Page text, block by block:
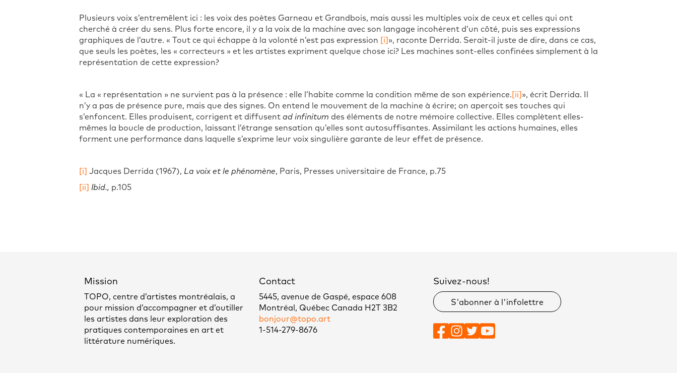
Plusieurs voix s’entremêlent ici : les voix des poètes Garneau et Grandbois, mais aussi les multiples voix de ceux et celles qui ont
cherché à créer du sens. Plus forte encore, il y a la voix de la machine avec son langage incohérent d’un côté, puis ses expressions
graphiques de l’autre. « Tout ce qui échappe à la volonté n’est pas expression [i] », raconte Derrida. Serait-il juste de dire, dans ce cas,
que seuls les poètes, les « correcteurs » et les artistes expriment quelque chose ici? Les machines sont-elles confinées simplement à la
représentation de cette expression?
« La « représentation » ne survient pas à la présence : elle l’habite comme la condition même de son expérience. [ii] », écrit Derrida. Il
n’y a pas de présence pure, mais que des signes. On entend le mouvement de la machine à écrire; on aperçoit ses touches qui
s’enfoncent. Elles produisent, corrigent et diffusent ad infinitum des éléments de notre mémoire collective. Elles complètent elles-
mêmes la boucle de production, laissant l’étrange sensation qu’elles sont autosuffisantes. Assimilant les actions humaines, elles
forment une performance dans laquelle s’exprime leur voix singulière garante de leur effet de présence.
[i] Jacques Derrida (1967), La voix et le phénomène, Paris, Presses universitaire de France, p.75
[ii] Ibid., p.105
Mission
TOPO, centre d’artistes montréalais, a
pour mission d’accompagner et d’outiller
les artistes dans leur exploration des
pratiques contemporaines en art et
littérature numériques.
Contact
5445, avenue de Gaspé, espace 608
Montréal, Québec Canada H2T 3B2
bonjour@topo.art
1-514-279-8676
Suivez-nous!
S'abonner à l'infolettre